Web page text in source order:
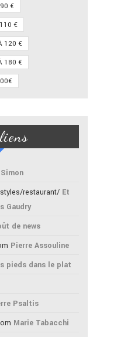
€
€
120 €
180 €
restaurant/ Et
Gaudry
de news
Pierre Assouline
pieds dans le plat
Psaltis
Marie Tabacchi